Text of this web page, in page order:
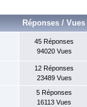
Réponses /Vues
45 Réponses
94020 Vues
12 Réponses
23489 Vues
5 Réponses
16113 Vues